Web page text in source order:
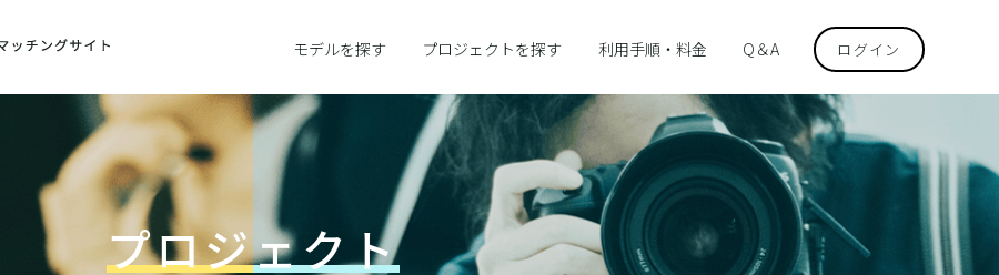
ログイン
モデルを探す プロジェクトを探す 利用手順・料金 Q＆A
プロジェクト